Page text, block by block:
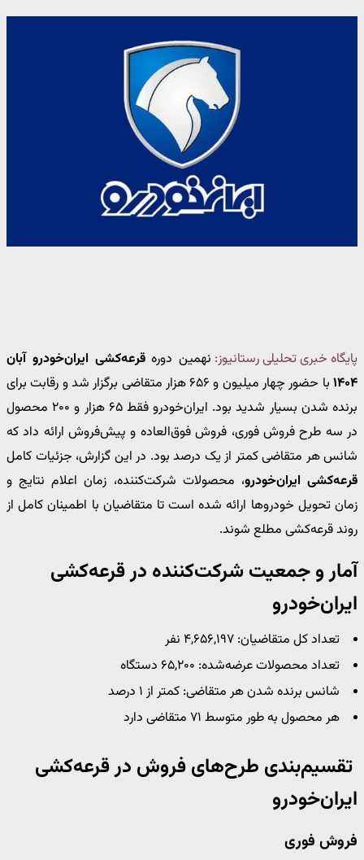
پایگاه خبری تحلیلی رستانیوز: نهمین دورهقرعه‌کشی ایران‌خودرو آبان
۱۴۰۴
با حضور چهار میلیون و ۶۵۶ هزار متقاضی برگزار شد و رقابت برای
برنده شدن بسیار شدید بود. ایران‌خودرو فقط ۶۵ هزار و ۲۰۰ محصول
در سه طرح فروش فوری، فروش فوق‌العاده و پیش‌فروش ارائه داد که
شانس هر متقاضی کمتر از یک درصد بود. در این گزارش، جزئیات کامل
قرعه‌کشی ایران‌خودرو، محصولات شرکت‌کننده، زمان اعلام نتایج و
زمان تحویل خودروها ارائه شده است تا متقاضیان با اطمینان کامل از
روند قرعه‌کشی مطلع شوند.
آمار و جمعیت شرکت‌کننده درقرعه‌کشی
ایران‌خودرو
تعداد کل متقاضیان: ۴,۶۵۶,۱۹۷ نفر
تعداد محصولات عرضه‌شده: ۶۵,۲۰۰ دستگاه
شانس برنده شدن هر متقاضی: کمتر از ۱ درصد
هر محصول به طور متوسط ۷۱ متقاضی دارد
تقسیم‌بندی طرح‌های فروش درقرعه‌کشی
ایران‌خودرو
فروش فوری